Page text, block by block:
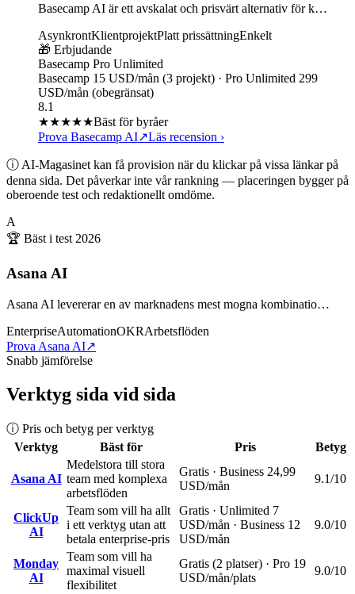
Basecamp AI är ett avskalat och prisvärt alternativ för k…
AsynkrontKlientprojektPlatt prissättningEnkelt
🎁 Erbjudande
Basecamp Pro Unlimited
Basecamp 15 USD/mån (3 projekt) · Pro Unlimited 299
USD/mån (obegränsat)
8.1
★★★★★Bäst för byråer
Prova Basecamp AI↗Läs recension ›
ⓘ AI-Magasinet kan få provision när du klickar på vissa länkar på
denna sida. Det påverkar inte vår rankning — placeringen bygger på
oberoende test och redaktionellt omdöme.
A
🏆 Bäst i test 2026
Asana AI
Asana AI levererar en av marknadens mest mogna kombinatio…
EnterpriseAutomationOKRArbetsflöden
Prova Asana AI↗
Snabb jämförelse
Verktyg sida vid sida
ⓘ Pris och betyg per verktyg
Verktyg
Bäst för Pris Betyg
Asana AI
Medelstora till stora
team med komplexa
arbetsflöden
Gratis · Business 24,99
USD/mån
9.1/10
ClickUp
AI
Team som vill ha allt
i ett verktyg utan att
betala enterprise-pris
Gratis · Unlimited 7
USD/mån · Business 12
USD/mån
9.0/10
Monday
AI
Team som vill ha
maximal visuell
flexibilitet
Gratis (2 platser) · Pro 19
USD/mån/plats
9.0/10